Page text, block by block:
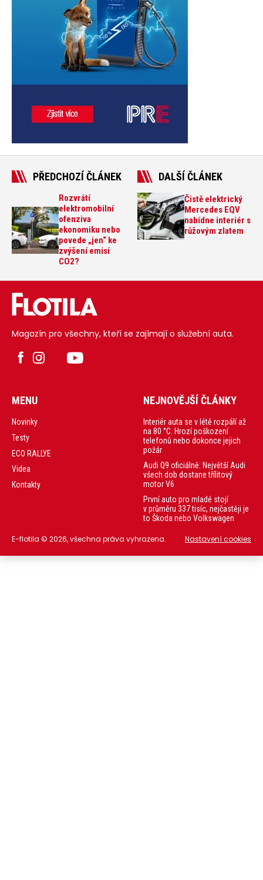
PŘEDCHOZÍ ČLÁNEK
Rozvrátí
elektromobilní
ofenziva
ekonomiku nebo
povede „jen“ ke
zvýšení emisí
CO2?
DALŠÍ ČLÁNEK
Čistě elektrický
Mercedes EQV
nabídne interiér s
růžovým zlatem
Magazín pro všechny, kteří se zajímají o služební auta.
MENU
Novinky
Testy
ECO RALLYE
Videa
Kontakty
NEJNOVĚJŠÍ ČLÁNKY
Interiér auta se v létě rozpálí až
na 80 °C. Hrozí poškození
telefonů nebo dokonce jejich
požár
Audi Q9 oficiálně: Největší Audi
všech dob dostane třílitový
motor V6
První auto pro mladé stojí
v průměru 337 tisíc, nejčastěji je
to Škoda nebo Volkswagen
E-flotila © 2026, všechna práva vyhrazena. Nastavení cookies